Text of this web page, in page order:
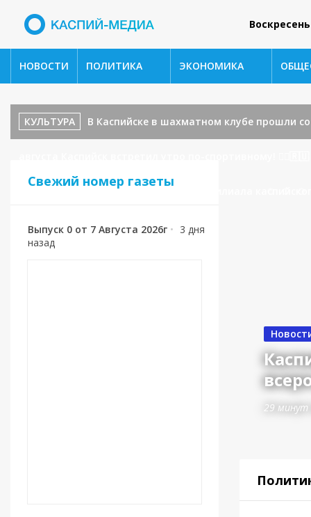
НОВОСТИ ПОЛИТИКА ЭКОНОМИКА
КУЛЬТУРА В Каспийске в шахматном клубе прошли
Каспийска поступило обращение от филиала
Свежий номер газеты
Выпуск 0 от 7 Августа 2026г • 3 дня
назад
29 минут